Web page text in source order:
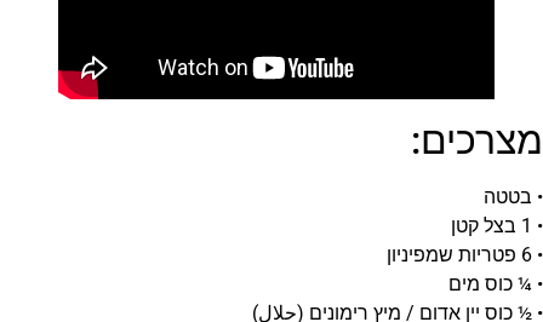
מצרכים:
• בטטה
• 1 בצל קטן
• 6 פטריות שמפיניון
• ¼ כוס מים
• ½ כוס יין אדום / מיץ רימונים (حلال‎)